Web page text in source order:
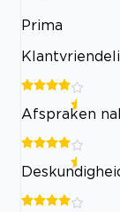
Prima
Afspraken